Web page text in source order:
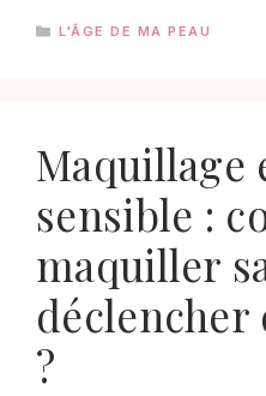
CATÉGORIES
L'ÂGE DE MA PEAU
Maquillage
sensible :
maquiller
déclencher
?